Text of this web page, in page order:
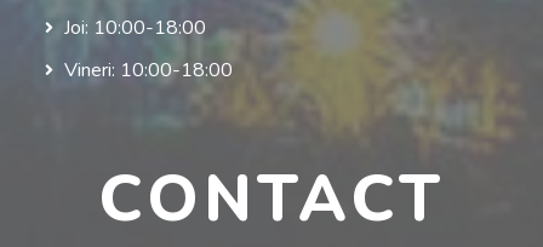
Joi: 10:00-18:00
Vineri: 10:00-18:00
CONTACT